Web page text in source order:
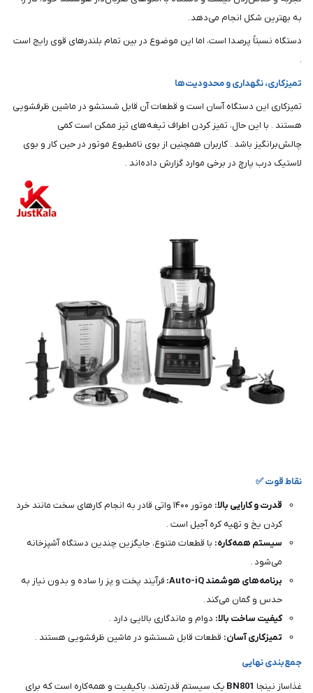
به بهترین شکل انجام می‌دهد .
دستگاه نسبتاً پرصدا است، اما این موضوع در بین تمام بلندرهای قوی رایج است
.
تمیزکاری، نگهداری و محدودیت‌ها
تمیزکاری این دستگاه آسان است و قطعات آن قابل شستشو در ماشین ظرفشویی
هستند . با این حال، تمیز کردن اطراف تیغه‌های تیز ممکن است کمی
چالش‌برانگیز باشد . کاربران همچنین از بوی نامطبوع موتور در حین کار و بوی
لاستیک درب پارچ در برخی موارد گزارش داده‌اند .
نقاط قوت ✅
قدرت و کارایی بالا:
موتور ۱۴۰۰ واتی قادر به انجام کارهای سخت مانند خرد
کردن یخ و تهیه کره آجیل است .
سیستم همه‌کاره: با قطعات متنوع، جایگزین چندین دستگاه آشپزخانه
می‌شود .
برنامه‌های هوشمند Auto-iQ:
فرآیند پخت و پز را ساده و بدون نیاز به
حدس و گمان می‌کند .
کیفیت ساخت بالا: دوام و ماندگاری بالایی دارد .
تمیزکاری آسان: قطعات قابل شستشو در ماشین ظرفشویی هستند .
جمع‌بندی نهایی
غذاساز نینجا BN801 یک سیستم قدرتمند، باکیفیت و همه‌کاره است که برای